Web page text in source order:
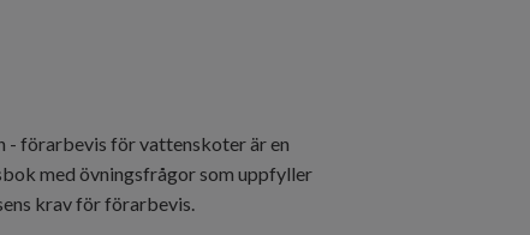
- förarbevis för vattenskoter är en
med övningsfrågor som uppfyller
krav för förarbevis.